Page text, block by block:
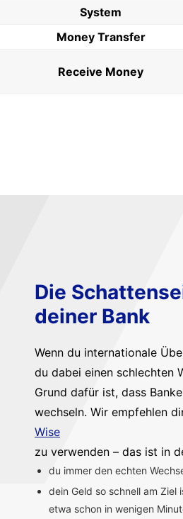
System
Money Transfer
Receive Money
Die
deiner Bank
Wenn du internationale
du dabei einen schlechten
Grund dafür ist, dass
wechseln. Wir empfehlen
Wise
zu verwenden – das ist in
du immer den echten
dein Geld so schnell am Ziel
etwa schon in wenigen